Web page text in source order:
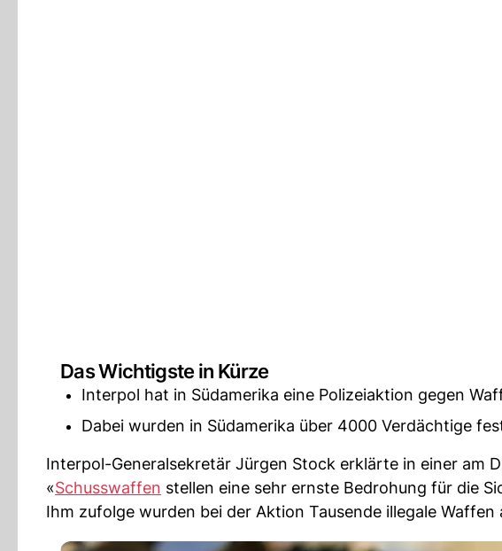
Das Wichtigste in Kürze
Interpol hat in Südamerika eine Polizeiaktion gegen
Dabei wurden in Südamerika über 4000 Verdächtige
Interpol-Generalsekretär Jürgen Stock erklärte in einer am
«Schusswaffen stellen eine sehr ernste Bedrohung für die
Ihm zufolge wurden bei der Aktion Tausende illegale Waffen